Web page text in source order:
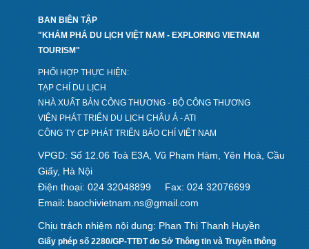
BAN BIÊN TẬP
"KHÁM PHÁ DU LỊCH VIỆT NAM - EXPLORING VIETNAM
TOURISM"
PHỐI HỢP THỰC HIỆN:
TẠP CHÍ DU LỊCH
NHÀ XUẤT BẢN CÔNG THƯƠNG - BỘ CÔNG THƯƠNG
VIỆN PHÁT TRIỂN DU LỊCH CHÂU Á - ATI
CÔNG TY CP PHÁT TRIỂN BÁO CHÍ VIỆT NAM
VPGD: Số 12.06 Toà E3A, Vũ Phạm Hàm, Yên Hoà, Cầu
Giấy, Hà Nội
Điện thoại: 024 32048899
Fax: 024 32076699
Email: baochivietnam.ns@gmail.com
Chịu trách nhiệm nội dung: Phan Thị Thanh Huyền
Giấy phép số 2280/GP-TTĐT do Sở Thông tin và Truyền thông